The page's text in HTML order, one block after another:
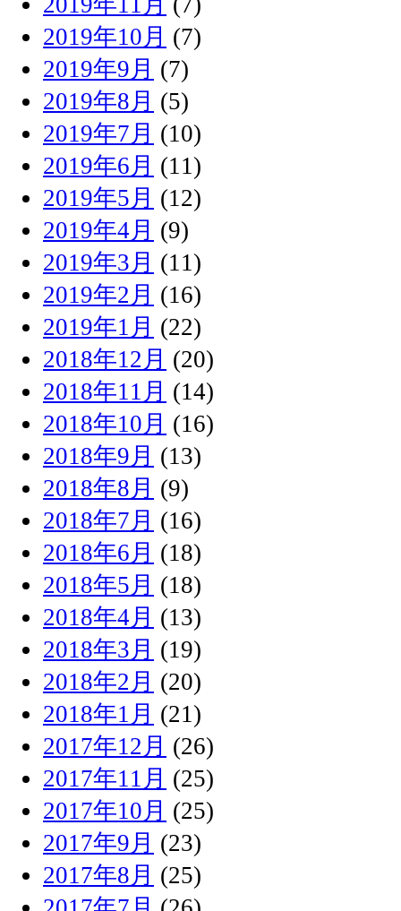
2019年10月 (7)
2019年9月 (7)
2019年8月 (5)
2019年7月 (10)
2019年6月 (11)
2019年5月 (12)
2019年4月 (9)
2019年3月 (11)
2019年2月 (16)
2019年1月 (22)
2018年12月 (20)
2018年11月 (14)
2018年10月 (16)
2018年9月 (13)
2018年8月 (9)
2018年7月 (16)
2018年6月 (18)
2018年5月 (18)
2018年4月 (13)
2018年3月 (19)
2018年2月 (20)
2018年1月 (21)
2017年12月 (26)
2017年11月 (25)
2017年10月 (25)
2017年9月 (23)
2017年8月 (25)